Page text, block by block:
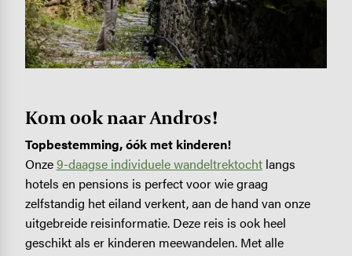
Kom ook naar Andros!
Topbestemming, óók met kinderen!
Onze9-daagse individuele wandeltrektochtlangs
hotels en pensions is perfect voor wie graag
zelfstandig het eiland verkent, aan de hand van onze
uitgebreide reisinformatie. Deze reis is ook heel
geschikt als er kinderen meewandelen. Met alle